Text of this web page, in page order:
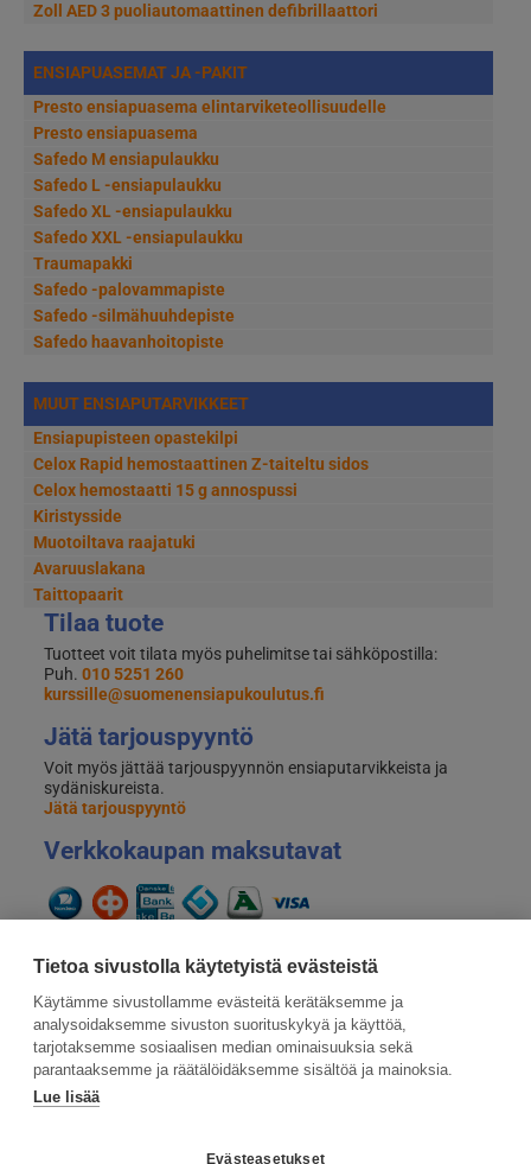
Tietoa sivustolla käytetyistä evästeistä
Käytämme sivustollamme evästeitä kerätäksemme ja
analysoidaksemme sivuston suorituskykyä ja käyttöä,
tarjotaksemme sosiaalisen median ominaisuuksia sekä
parantaaksemme ja räätälöidäksemme sisältöä ja mainoksia.
Lue lisää
Evästeasetukset
Zoll AED 3 puoliautomaattinen defibrillaattori
ENSIAPUASEMAT JA -PAKIT
Presto ensiapuasema elintarviketeollisuudelle
Presto ensiapuasema
Safedo M ensiapulaukku
Safedo L -ensiapulaukku
Safedo XL -ensiapulaukku
Safedo XXL -ensiapulaukku
Traumapakki
Safedo -palovammapiste
Safedo -silmähuuhdepiste
Safedo haavanhoitopiste
MUUT ENSIAPUTARVIKKEET
Ensiapupisteen opastekilpi
Celox Rapid hemostaattinen Z-taiteltu sidos
Celox hemostaatti 15 g annospussi
Kiristysside
Muotoiltava raajatuki
Avaruuslakana
Taittopaarit
Tilaa tuote
Tuotteet voit tilata myös puhelimitse tai sähköpostilla:
Puh. 010 5251 260
kurssille@suomenensiapukoulutus.fi
Jätä tarjouspyyntö
Voit myös jättää tarjouspyynnön ensiaputarvikkeista ja
sydäniskureista.
Jätä tarjouspyyntö
Verkkokaupan maksutavat